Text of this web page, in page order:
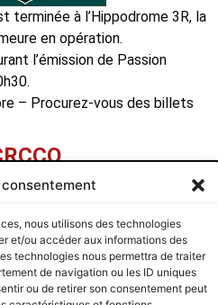
nous utilisons des technologies
et/ou accéder aux informations des
technologies nous permettra de traiter
de navigation ou les ID uniques
ou de retirer son consentement peut
terminée à l’Hippodrome 3R, la
en opération.
l’émission de Passion
– Procurez-vous des billets
SUIVANT
Prix Méritas 2024
CRCCQ SUIVEZ-NOUS